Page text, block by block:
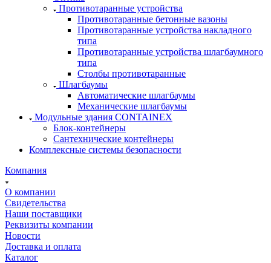
Противотаранные устройства
Противотаранные бетонные вазоны
Противотаранные устройства накладного
типа
Противотаранные устройства шлагбаумного
типа
Столбы противотаранные
Шлагбаумы
Автоматические шлагбаумы
Механические шлагбаумы
Модульные здания CONTAINEX
Блок-контейнеры
Сантехнические контейнеры
Комплексные системы безопасности
Компания
О компании
Свидетельства
Наши поставщики
Реквизиты компании
Новости
Доставка и оплата
Каталог